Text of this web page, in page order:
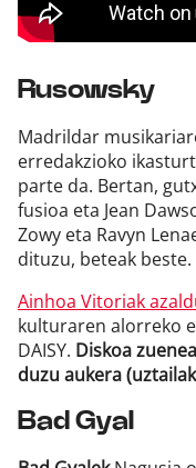
Rusowsky
Madrildar
erredakzioko
parte da. Bertan,
fusioa eta Jean
Zowy eta Ravyn
dituzu, beteak beste.
Ainhoa Vitoriak
kulturaren alorreko
DAISY. Diskoa
duzu aukera
Bad Gyal